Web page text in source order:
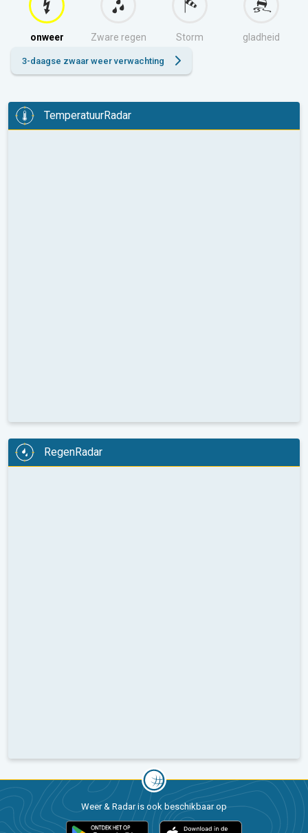
onweer Zware regen Storm gladheid
3-daagse zwaar weer verwachting
TemperatuurRadar
RegenRadar
Weer & Radar is ook beschikbaar op